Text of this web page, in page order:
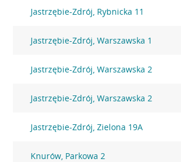
Jastrzębie-Zdrój, Rybnicka 11
Jastrzębie-Zdrój, Warszawska 1
Jastrzębie-Zdrój, Warszawska 2
Jastrzębie-Zdrój, Warszawska 2
Jastrzębie-Zdrój, Zielona 19A
Knurów, Parkowa 2